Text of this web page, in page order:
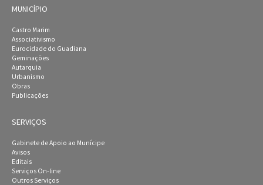
MUNICÍPIO
Castro Marim
Associativismo
Eurocidade do Guadiana
Geminações
Autarquia
Urbanismo
Obras
Publicações
SERVIÇOS
Gabinete de Apoio ao Munícipe
Avisos
Editais
Serviços On-line
Outros Serviços